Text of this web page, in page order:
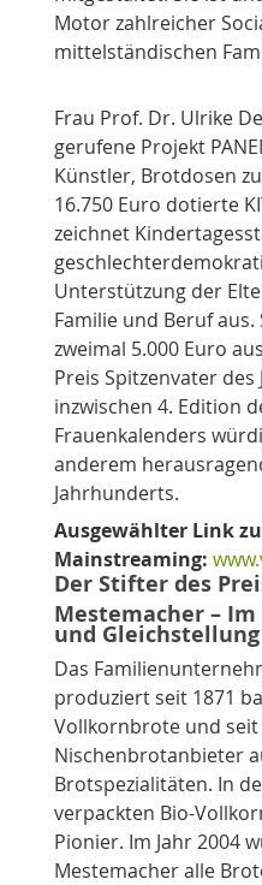
Motor zahlreicher
mittelständischen
Frau Prof. Dr. Ulrike
gerufene Projekt
Künstler, Brotdosen
16.750 Euro dotierte
zeichnet
Unterstützung der
Familie und Beruf
zweimal 5.000 Euro
Preis Spitzenvater
inzwischen 4. Edition
Frauenkalenders
anderem
Jahrhunderts.
Ausgewählter Link
Mainstreaming:
Der Stifter des
Mestemacher –
und
Das
produziert seit 1871
Vollkornbrote und
Nischenbrotanbieter
Brotspezialitäten. In
verpackten Bio-
Pionier. Im Jahr 2004
Mestemacher alle